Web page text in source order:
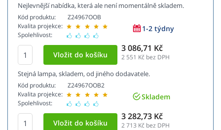
Nejlevnější nabídka, která ale není momentálně skladem.
Kód produktu:
Kvalita projekce:
Spolehlivost:
Z24967OOB
1-2 týdny
3 086,71 Kč
2 551 Kč bez DPH
Stejná lampa, skladem, od jiného dodavatele.
Kód produktu:
Kvalita projekce:
Spolehlivost:
Z24967OOB2
Skladem
3 282,73 Kč
2 713 Kč bez DPH